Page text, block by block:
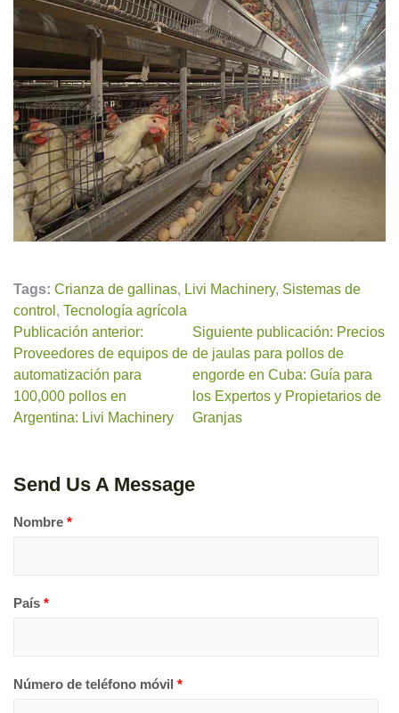
Tags: Crianza de gallinas, Livi Machinery, Sistemas de
control , Tecnología agrícola
Publicación anterior:
Proveedores de equipos de
automatización para
100,000 pollos en
Argentina: Livi Machinery
Siguiente publicación: Precios
de jaulas para pollos de
engorde en Cuba: Guía para
los Expertos y Propietarios de
Granjas
Send Us A Message
Nombre *
País *
Número de teléfono móvil *